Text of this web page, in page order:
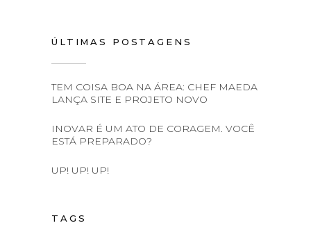
ÚLTIMAS POSTAGENS
TEM COISA BOA NA ÁREA: CHEF MAEDA
LANÇA SITE E PROJETO NOVO
INOVAR É UM ATO DE CORAGEM. VOCÊ
ESTÁ PREPARADO?
UP! UP! UP!
TAGS